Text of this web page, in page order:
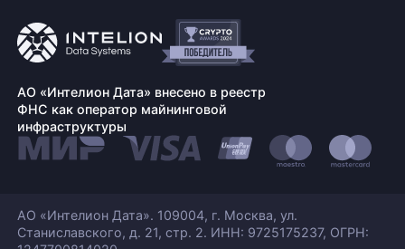
АО «Интелион Дата» внесено в реестр
ФНС как оператор майнинговой
инфраструктуры
АО «Интелион Дата». 109004, г. Москва, ул.
Станиславского, д. 21, стр. 2. ИНН: 9725175237, ОГРН: